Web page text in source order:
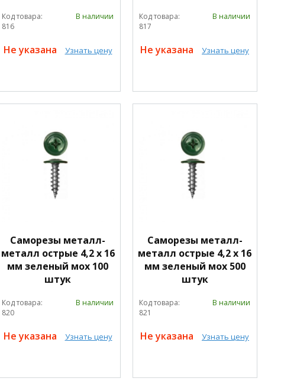
Код товара:
816
В наличии
Не указана Узнать цену
Код товара:
817
В наличии
Не указана Узнать цену
Саморезы металл-
металл острые 4,2 х 16
мм зеленый мох 100
штук
Код товара:
820
В наличии
Не указана Узнать цену
Саморезы металл-
металл острые 4,2 х 16
мм зеленый мох 500
штук
Код товара:
821
В наличии
Не указана Узнать цену